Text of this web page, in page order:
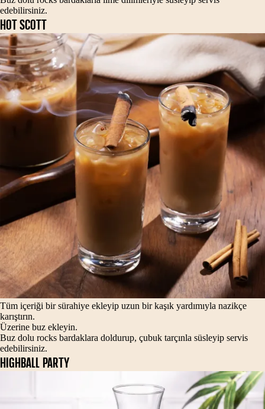
edebilirsiniz.
HOT SCOTT
Tüm içeriği bir sürahiye ekleyip uzun bir kaşık yardımıyla nazikçe
karıştırın.
Üzerine buz ekleyin.
Buz dolu rocks bardaklara doldurup, çubuk tarçınla süsleyip servis
edebilirsiniz.
HIGHBALL PARTY